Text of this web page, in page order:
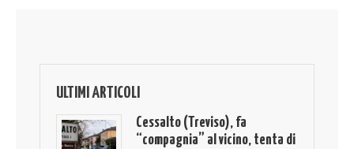
ULTIMI ARTICOLI
Cessalto (Treviso), fa
“compagnia” al vicino, tenta di